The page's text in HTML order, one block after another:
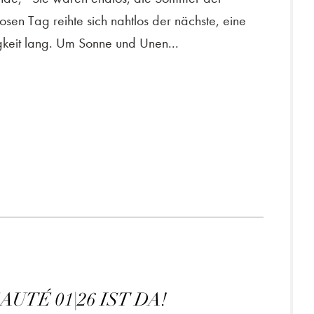
Tag reihte sich nahtlos der nächste, eine
lang. Um Sonne und Unen...
01|26 IST DA!